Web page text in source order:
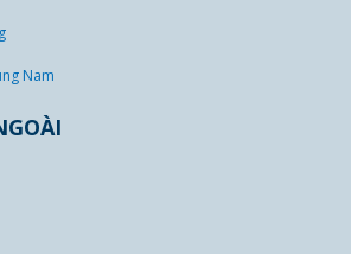
Nam